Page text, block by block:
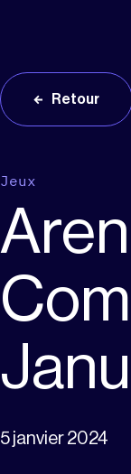
Retour
Jeux
5 janvier 2024